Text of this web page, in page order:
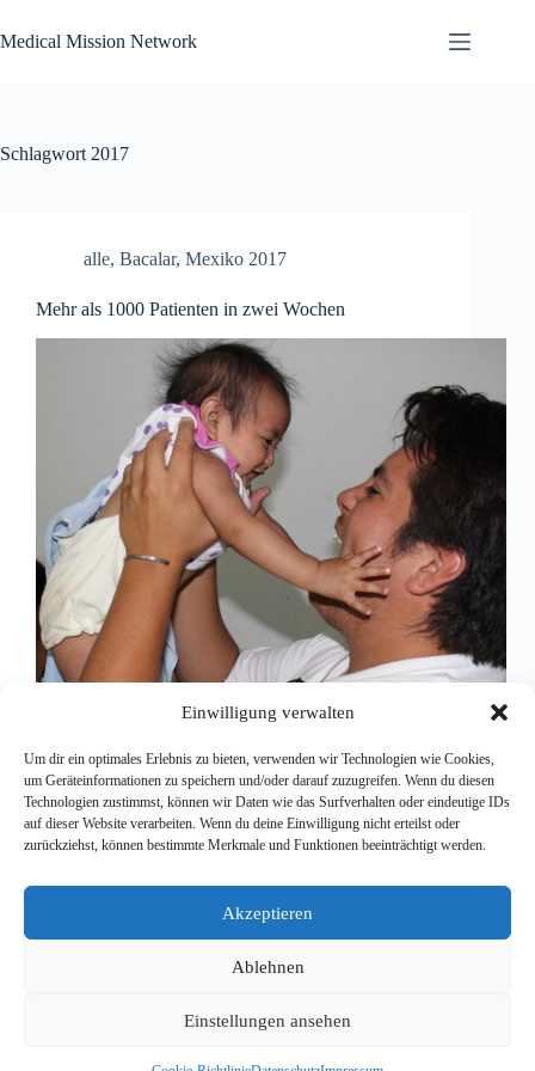
Einwilligung verwalten
Um dir ein optimales Erlebnis zu bieten, verwenden wir Technologien wie Cookies,
um Geräteinformationen zu speichern und/oder darauf zuzugreifen. Wenn du diesen
Technologien zustimmst, können wir Daten wie das Surfverhalten oder eindeutige IDs
auf dieser Website verarbeiten. Wenn du deine Einwilligung nicht erteilst oder
zurückziehst, können bestimmte Merkmale und Funktionen beeinträchtigt werden.
Akzeptieren
Ablehnen
Einstellungen ansehen
Inhalt
springen
Medical Mission Network
Schlagwort 2017
alle, Bacalar, Mexiko 2017
Mehr als 1000 Patienten in zwei Wochen
Unser Einsatz in der Gegend von Bacalar ist am
Freitag zu Ende gegangen. Zwei Wochen lang sind
dort medizinische Hilfe angeboten. Organisiert und
vorbereitet wurde unsere Arbeit von unserem
mexikanischen Team unter der Leitung von Dr. Juan
26. Februar 2017